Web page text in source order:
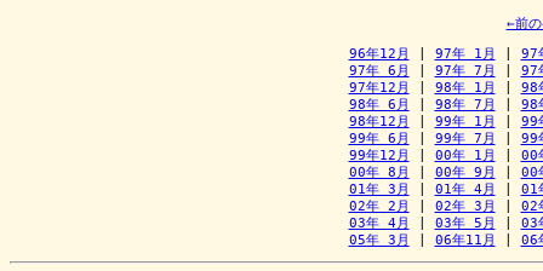
←前
96年12月
97年 1月
97
97年 6月
97年 7月
97
97年12月
98年 1月
98
98年 6月
98年 7月
98
98年12月
99年 1月
99
99年 6月
99年 7月
99
99年12月
00年 1月
00
00年 8月
00年 9月
00
01年 3月
01年 4月
01
02年 2月
02年 3月
02
03年 4月
03年 5月
03
05年 3月
06年11月 06